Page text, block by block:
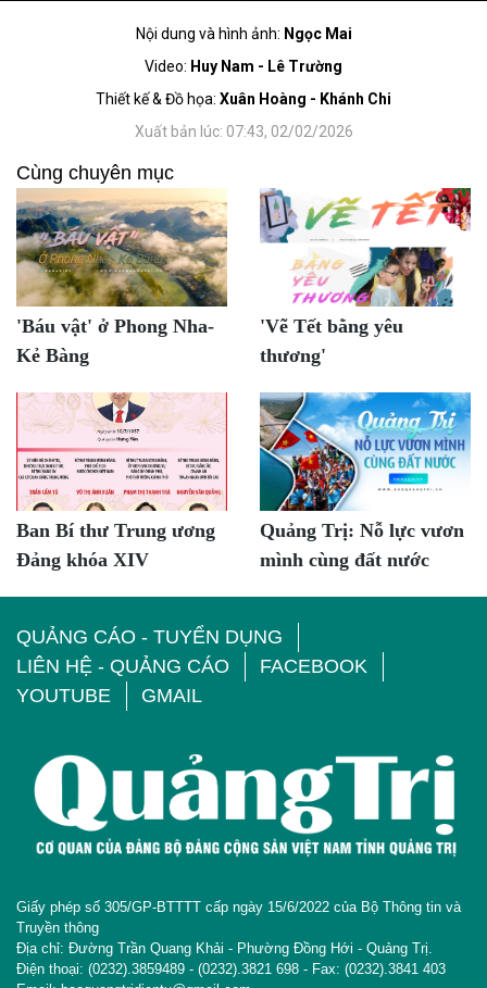
Nội dung và hình ảnh: Ngọc Mai
Video: Huy Nam - Lê Trường
Thiết kế & Đồ họa: Xuân Hoàng - Khánh Chi
Xuất bản lúc: 07:43, 02/02/2026
Cùng chuyên mục
'Báu vật' ở Phong Nha-
Kẻ Bàng
'Vẽ Tết bằng yêu
thương'
Ban Bí thư Trung ương
Đảng khóa XIV
Quảng Trị: Nỗ lực vươn
mình cùng đất nước
QUẢNG CÁO - TUYỂN DỤNG
LIÊN HỆ - QUẢNG CÁO
FACEBOOK
YOUTUBE
GMAIL
Giấy phép số 305/GP-BTTTT cấp ngày 15/6/2022 của Bộ Thông tin và
Truyền thông
Địa chỉ: Đường Trần Quang Khải - Phường Đồng Hới - Quảng Trị.
Điện thoại: (0232).3859489 - (0232).3821 698 - Fax: (0232).3841 403